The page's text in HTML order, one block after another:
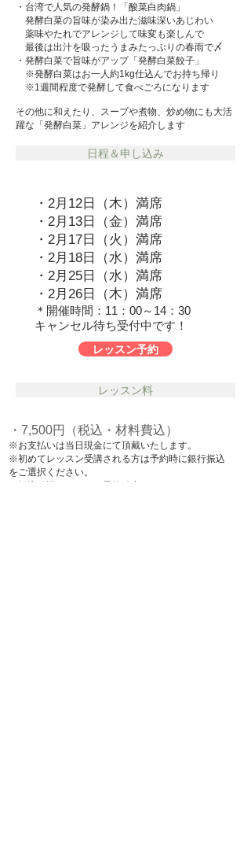
​・台湾で人気の発酵鍋！「酸菜白肉鍋」
発酵白菜の旨味が染み出た滋味深いあじわい
​ 薬味やたれでアレンジして味変も楽しんで
​ 最後は出汁を吸ったうまみたっぷりの春雨で〆
・発酵白菜で旨味がアップ「発酵白菜餃子」
※発酵白菜はお一人約1kg仕込んでお持ち帰り
※1週間程度で発酵して食べごろになります
その他に和えたり、スープや煮物、炒め物にも大活
躍な「発酵白菜」アレンジを紹介します
日程＆申し込み
・2月12日（木）満席
・2月13日（金）満席
・2月17日（火）満席
・2月18日（水）満席
・2月25日（水）満席
・2月26日（木）満席
＊開催時間：11：00～14：30
​キャンセル待ち受付中です！
レッスン予約
レッスン料
・7,500円（税込・材料費込）
※お支払いは当日現金にて頂戴いたします。
※初めてレッスン受講される方は予約時に銀行振込
をご選択ください。